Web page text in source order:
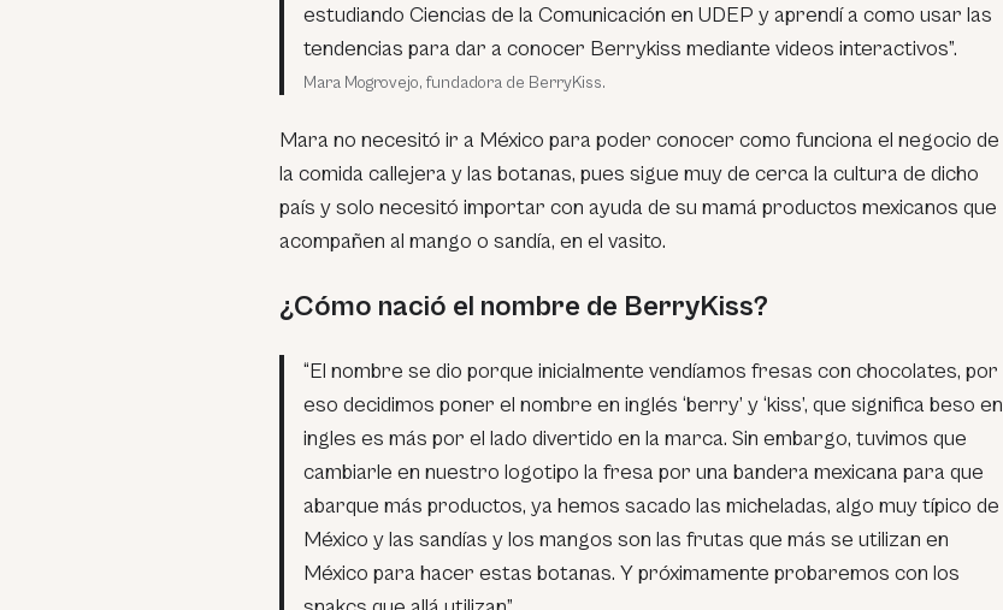
estudiando Ciencias de la Comunicación en UDEP y aprendí a como usar las
tendencias para dar a conocer Berrykiss mediante videos interactivos”.
Mara Mogrovejo, fundadora de BerryKiss.
Mara no necesitó ir a México para poder conocer como funciona el negocio de
la comida callejera y las botanas, pues sigue muy de cerca la cultura de dicho
país y solo necesitó importar con ayuda de su mamá productos mexicanos que
acompañen al mango o sandía, en el vasito.
¿Cómo nació el nombre de BerryKiss?
“El nombre se dio porque inicialmente vendíamos fresas con chocolates, por
eso decidimos poner el nombre en inglés ‘berry’ y ‘kiss’, que significa beso en
ingles es más por el lado divertido en la marca. Sin embargo, tuvimos que
cambiarle en nuestro logotipo la fresa por una bandera mexicana para que
abarque más productos, ya hemos sacado las micheladas, algo muy típico de
México y las sandías y los mangos son las frutas que más se utilizan en
México para hacer estas botanas. Y próximamente probaremos con los